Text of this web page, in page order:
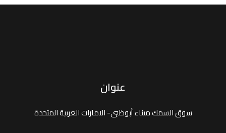
عنوان
سوق السمك ميناء أبوظبى- الامارات العربية المتحدة